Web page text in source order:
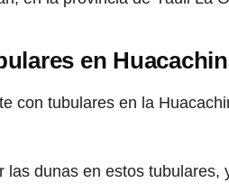
en
con tubulares en la
dunas en estos